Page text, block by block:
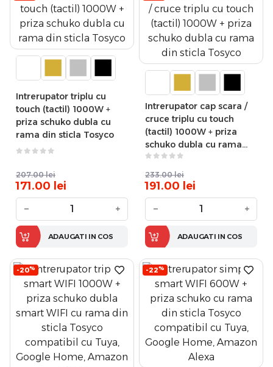
Intrerupator triplu cu
touch (tactil) 1000W +
priza schuko dubla cu
rama din sticla Tosyco
207.00 lei
171.00 lei
− +
ADAUGATI IN COS
Intrerupator cap scara /
cruce triplu cu touch
(tactil) 1000W + priza
schuko dubla cu rama
din sticla Tosyco
233.00 lei
191.00 lei
− +
ADAUGATI IN COS
-20% -22%